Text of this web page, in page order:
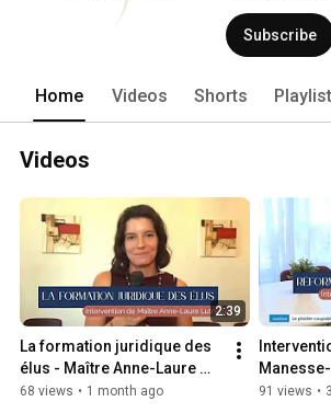
Ardenne
Subscribe
Home Videos Shorts
Videos
2:39
La formation juridique des
élus - Maître Anne-Laure
Lutringer
68 views • 1 month ago
plaider
91 views •